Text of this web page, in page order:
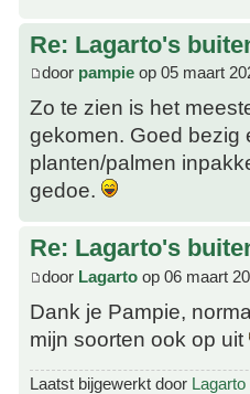
Re: Lagarto's
door pampie op 05 maart
Zo te zien is het
gekomen. Goed bezig
planten/palmen
gedoe.
Re: Lagarto's
door Lagarto op 06 maart
Dank je Pampie,
mijn soorten ook op uit
Laatst bijgewerkt door Lagarto